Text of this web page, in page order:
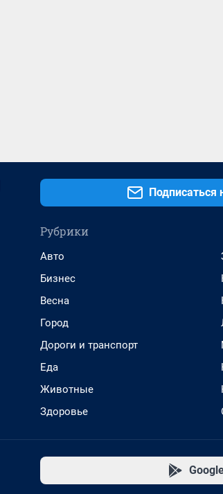
Подписаться
Рубрики
Авто
Бизнес
Весна
Город
Дороги и транспорт
Еда
Животные
Здоровье